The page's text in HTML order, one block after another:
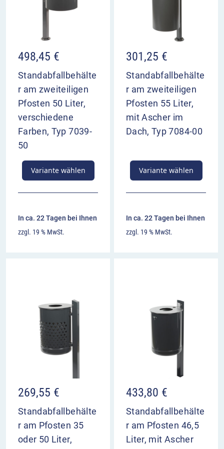
498,45 €
Standabfallbehälte
r am zweiteiligen
Pfosten 50 Liter,
verschiedene
Farben, Typ 7039-
50
Variante wählen
In ca. 22 Tagen bei Ihnen
zzgl. 19 % MwSt.
301,25 €
Standabfallbehälte
r am zweiteiligen
Pfosten 55 Liter,
mit Ascher im
Dach, Typ 7084-00
Variante wählen
In ca. 22 Tagen bei Ihnen
zzgl. 19 % MwSt.
269,55 €
Standabfallbehälte
r am Pfosten 35
oder 50 Liter,
433,80 €
Standabfallbehälte
r am Pfosten 46,5
Liter, mit Ascher